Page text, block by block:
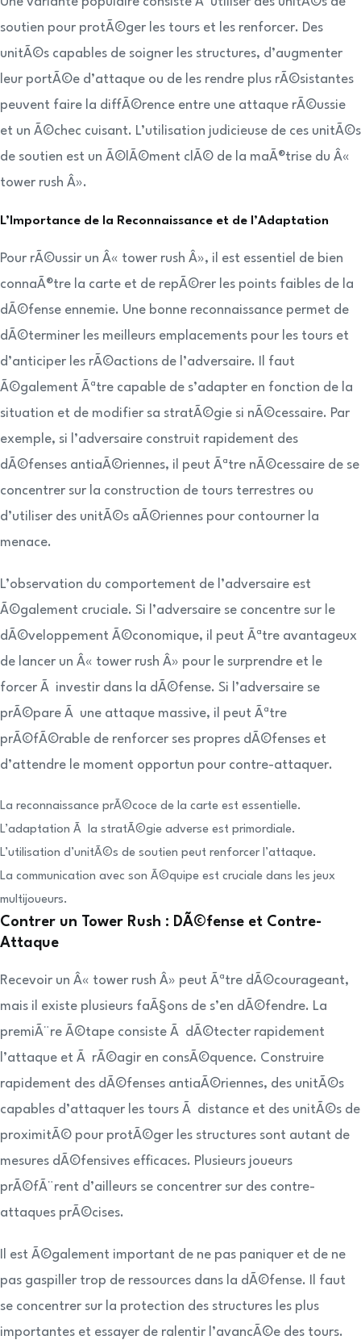
soutien pour protÃ©ger les tours et les renforcer. Des
unitÃ©s capables de soigner les structures, d’augmenter
leur portÃ©e d’attaque ou de les rendre plus rÃ©sistantes
peuvent faire la diffÃ©rence entre une attaque rÃ©ussie
et un Ã©chec cuisant. L’utilisation judicieuse de ces unitÃ©s
de soutien est un Ã©lÃ©ment clÃ© de la maÃ®trise du Â«
tower rush Â».
L’Importance de la Reconnaissance et de l’Adaptation
Pour rÃ©ussir un Â« tower rush Â», il est essentiel de bien
connaÃ®tre la carte et de repÃ©rer les points faibles de la
dÃ©fense ennemie. Une bonne reconnaissance permet de
dÃ©terminer les meilleurs emplacements pour les tours et
d’anticiper les rÃ©actions de l’adversaire. Il faut
Ã©galement Ãªtre capable de s’adapter en fonction de la
situation et de modifier sa stratÃ©gie si nÃ©cessaire. Par
exemple, si l’adversaire construit rapidement des
dÃ©fenses antiaÃ©riennes, il peut Ãªtre nÃ©cessaire de se
concentrer sur la construction de tours terrestres ou
d’utiliser des unitÃ©s aÃ©riennes pour contourner la
menace.
L’observation du comportement de l’adversaire est
Ã©galement cruciale. Si l’adversaire se concentre sur le
dÃ©veloppement Ã©conomique, il peut Ãªtre avantageux
de lancer un Â« tower rush Â» pour le surprendre et le
forcer Ã investir dans la dÃ©fense. Si l’adversaire se
prÃ©pare Ã une attaque massive, il peut Ãªtre
prÃ©fÃ©rable de renforcer ses propres dÃ©fenses et
d’attendre le moment opportun pour contre-attaquer.
La reconnaissance prÃ©coce de la carte est essentielle.
L’adaptation Ã la stratÃ©gie adverse est primordiale.
L’utilisation d’unitÃ©s de soutien peut renforcer l’attaque.
La communication avec son Ã©quipe est cruciale dans les jeux
multijoueurs.
Contrer un Tower Rush : DÃ©fense et Contre-
Attaque
Recevoir un Â« tower rush Â» peut Ãªtre dÃ©courageant,
mais il existe plusieurs faÃ§ons de s’en dÃ©fendre. La
premiÃ¨re Ã©tape consiste Ã dÃ©tecter rapidement
l’attaque et Ã rÃ©agir en consÃ©quence. Construire
rapidement des dÃ©fenses antiaÃ©riennes, des unitÃ©s
capables d’attaquer les tours Ã distance et des unitÃ©s de
proximitÃ© pour protÃ©ger les structures sont autant de
mesures dÃ©fensives efficaces. Plusieurs joueurs
prÃ©fÃ¨rent d’ailleurs se concentrer sur des contre-
attaques prÃ©cises.
Il est Ã©galement important de ne pas paniquer et de ne
pas gaspiller trop de ressources dans la dÃ©fense. Il faut
se concentrer sur la protection des structures les plus
importantes et essayer de ralentir l’avancÃ©e des tours.